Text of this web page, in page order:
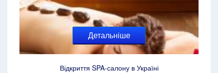
Детальніше
Відкриття SPA-салону в Україні